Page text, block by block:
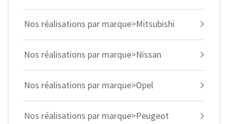
Nos réalisations par marque>Mitsubishi
Nos réalisations par marque>Nissan
Nos réalisations par marque>Opel
Nos réalisations par marque>Peugeot